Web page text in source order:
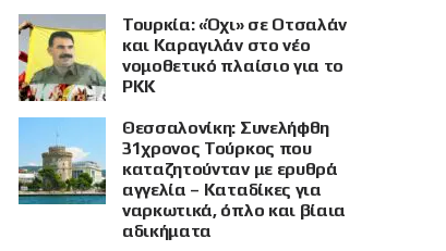
Τουρκία: «Όχι» σε Οτσαλάν
και Καραγιλάν στο νέο
νομοθετικό πλαίσιο για το
PKK
Θεσσαλονίκη: Συνελήφθη
31χρονος Τούρκος που
καταζητούνταν με ερυθρά
αγγελία – Καταδίκες για
ναρκωτικά, όπλο και βίαια
αδικήματα